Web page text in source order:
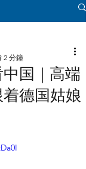
中国｜高端
德国姑娘
2 分鐘